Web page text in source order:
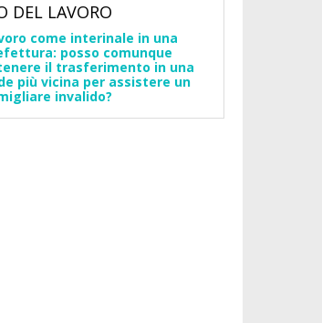
DEL LAVORO
come interinale in una
posso comunque
il trasferimento in una
più vicina per assistere un
invalido?